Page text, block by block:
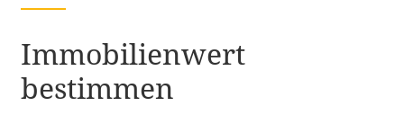
Immobi­li­en­wert
bestimmen